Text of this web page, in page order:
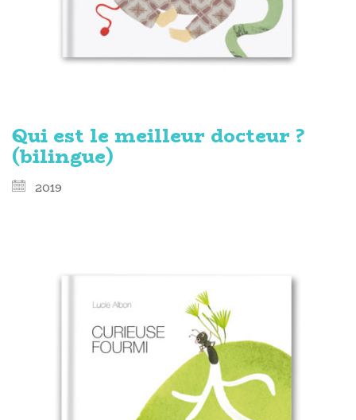
Qui est le meilleur docteur ?
(bilingue)
2019